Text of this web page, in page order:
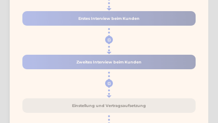
Erstes Interview beim Kunden
Zweites Interview beim Kunden
Einstellung und Vertragsaufsetzung